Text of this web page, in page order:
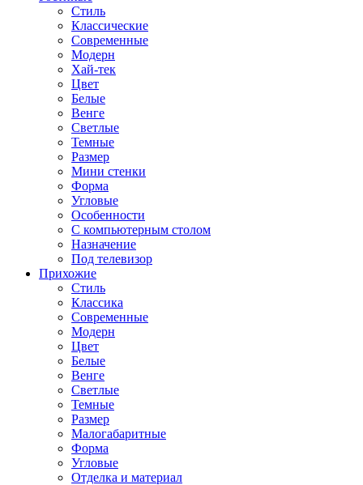
Стиль
Классические
Современные
Модерн
Хай-тек
Цвет
Белые
Венге
Светлые
Темные
Размер
Мини стенки
Форма
Угловые
Особенности
С компьютерным столом
Назначение
Под телевизор
Прихожие
Стиль
Классика
Современные
Модерн
Цвет
Белые
Венге
Светлые
Темные
Размер
Малогабаритные
Форма
Угловые
Отделка и материал